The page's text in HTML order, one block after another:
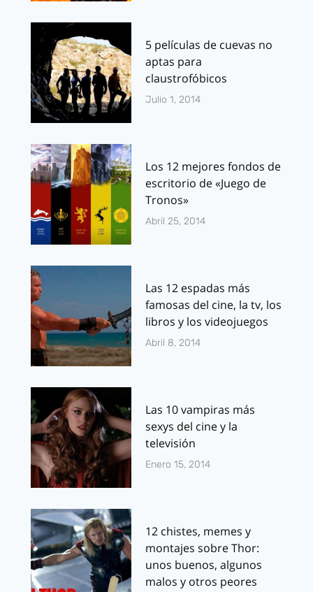
5 películas de cuevas no
aptas para
claustrofóbicos
Julio 1, 2014
Los 12 mejores fondos de
escritorio de «Juego de
Tronos»
Abril 25, 2014
Las 12 espadas más
famosas del cine, la tv, los
libros y los videojuegos
Abril 8, 2014
Las 10 vampiras más
sexys del cine y la
televisión
Enero 15, 2014
12 chistes, memes y
montajes sobre Thor:
unos buenos, algunos
malos y otros peores